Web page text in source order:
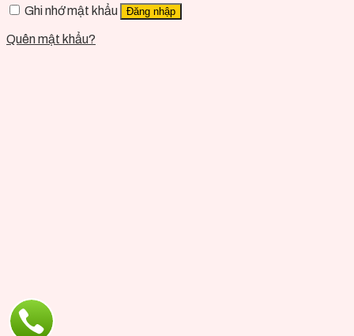
Ghi nhớ mật khẩu Đăng nhập
Quên mật khẩu?